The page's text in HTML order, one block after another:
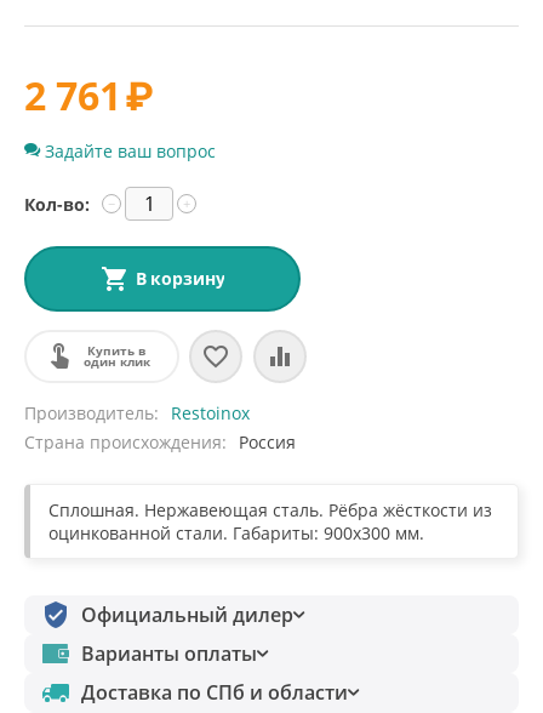
2 761₽
Задайте ваш вопрос
Кол-во: +
−
В корзину
Купить в
один клик
Производитель
Restoinox
Страна происхождения
Россия
Сплошная. Нержавеющая сталь. Рёбра жёсткости из
оцинкованной стали. Габариты: 900х300 мм.
Официальный дилер
Варианты оплаты
Доставка по СПб и области